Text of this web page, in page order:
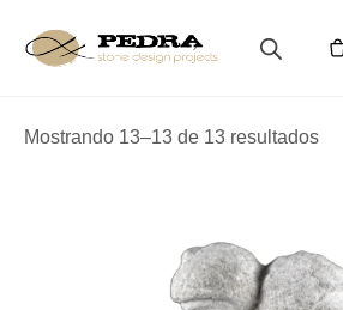
content
Mostrando 13–13 de 13 resultados